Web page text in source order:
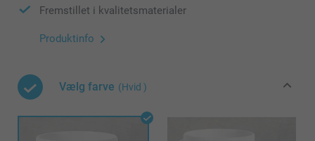
Fremstillet i kvalitetsmaterialer
Produktinfo
Vælg farve (Hvid )